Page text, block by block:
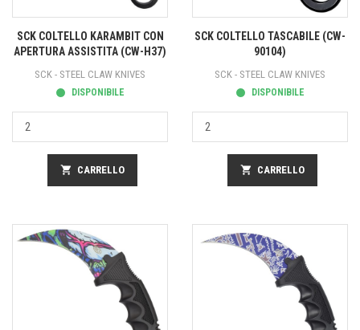
SCK COLTELLO KARAMBIT CON
APERTURA ASSISTITA (CW-H37)
SCK - STEEL CLAW KNIVES
DISPONIBILE
shopping_cart CARRELLO
SCK COLTELLO TASCABILE (CW-
90104)
SCK - STEEL CLAW KNIVES
DISPONIBILE
shopping_cart CARRELLO